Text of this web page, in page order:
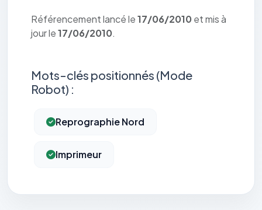
Référencement lancé le17/06/2010 et mis à
jour le17/06/2010.
Mots-clés positionnés (Mode
Robot) :
Reprographie Nord
Imprimeur